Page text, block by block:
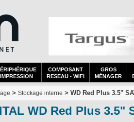
IMPRESSION
COMPOSANT
RESEAU - WIFI
GROS
MÉNAGER
> Stockage interne > WD Red Plus 3.5"
WD Red Plus 3.5"